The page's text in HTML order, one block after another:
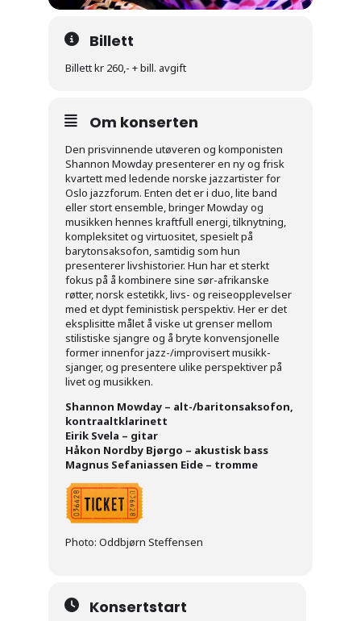
Billett
Billett kr 260,- + bill. avgift
Om konserten
Den prisvinnende utøveren og komponisten
Shannon Mowday presenterer en ny og frisk
kvartett med ledende norske jazzartister for
Oslo jazzforum. Enten det er i duo, lite band
eller stort ensemble, bringer Mowday og
musikken hennes kraftfull energi, tilknytning,
kompleksitet og virtuositet, spesielt på
barytonsaksofon, samtidig som hun
presenterer livshistorier. Hun har et sterkt
fokus på å kombinere sine sør-afrikanske
røtter, norsk estetikk, livs- og reiseopplevelser
med et dypt feministisk perspektiv. Her er det
eksplisitte målet å viske ut grenser mellom
stilistiske sjangre og å bryte konvensjonelle
former innenfor jazz-/improvisert musikk-
sjanger, og presentere ulike perspektiver på
livet og musikken.
Shannon Mowday – alt-/baritonsaksofon,
kontraaltklarinett
Eirik Svela – gitar
Håkon Nordby Bjørgo – akustisk bass
Magnus Sefaniassen Eide – tromme
Photo: Oddbjørn Steffensen
Konsertstart